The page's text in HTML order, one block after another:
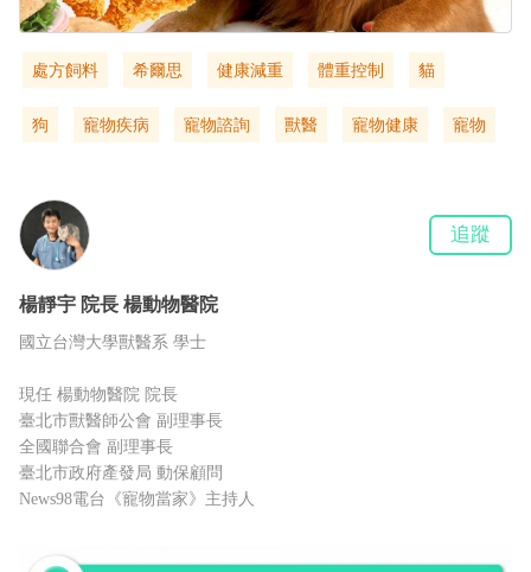
處方飼料 希爾思 健康減重 體重控制 貓
狗 寵物疾病 寵物諮詢 獸醫 寵物健康 寵物
楊靜宇 院長 楊動物醫院
國立台灣大學獸醫系 學士
現任 楊動物醫院 院長
臺北市獸醫師公會 副理事長
全國聯合會 副理事長
臺北市政府產發局 動保顧問
News98電台《寵物當家》主持人
追蹤